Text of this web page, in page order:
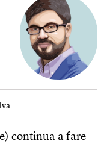
continua a fare